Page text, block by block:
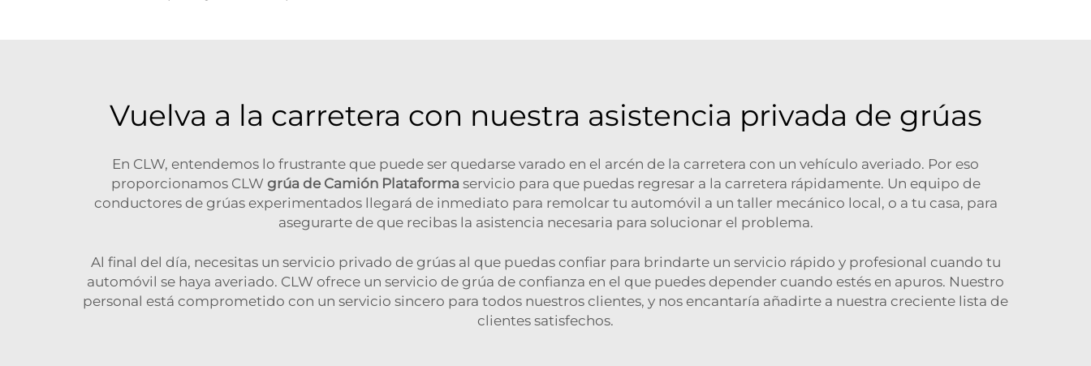
Vuelva a la carretera con nuestra asistencia privada de grúas
En CLW, entendemos lo frustrante que puede ser quedarse varado en el arcén de la carretera con un vehículo averiado. Por eso
proporcionamos CLW grúa de Camión Plataforma servicio para que puedas regresar a la carretera rápidamente. Un equipo de
conductores de grúas experimentados llegará de inmediato para remolcar tu automóvil a un taller mecánico local, o a tu casa, para
asegurarte de que recibas la asistencia necesaria para solucionar el problema.
Al final del día, necesitas un servicio privado de grúas al que puedas confiar para brindarte un servicio rápido y profesional cuando tu
automóvil se haya averiado. CLW ofrece un servicio de grúa de confianza en el que puedes depender cuando estés en apuros. Nuestro
personal está comprometido con un servicio sincero para todos nuestros clientes, y nos encantaría añadirte a nuestra creciente lista de
clientes satisfechos.